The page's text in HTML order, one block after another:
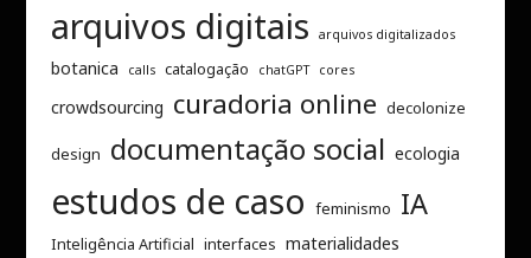
arquivos digitais arquivos digitalizados
botanica calls catalogação chatGPT cores
crowdsourcing curadoria online decolonize
design documentação social ecologia
estudos de caso feminismo IA
Inteligência Artificial interfaces materialidades